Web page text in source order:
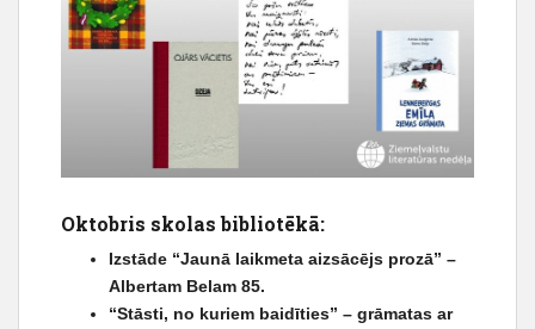
Oktobris skolas bibliotēkā:
Izstāde “Jaunā laikmeta aizsācējs prozā” –
Albertam Belam 85.
“Stāsti, no kuriem baidīties” – grāmatas ar